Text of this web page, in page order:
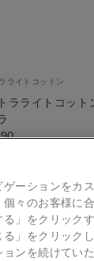
ライトコットン
ラライトコット
ーションをカ
々のお客様に
」をクリック
」をクリック
ンを続けてい